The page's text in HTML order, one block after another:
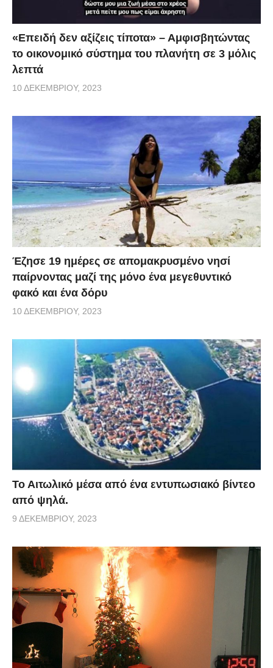
«Επειδή δεν αξίζεις τίποτα» – Αμφισβητώντας
το οικονομικό σύστημα του πλανήτη σε 3 μόλις
λεπτά
10 ΔΕΚΕΜΒΡΊΟΥ, 2023
Έζησε 19 ημέρες σε απομακρυσμένο νησί
παίρνοντας μαζί της μόνο ένα μεγεθυντικό
φακό και ένα δόρυ
10 ΔΕΚΕΜΒΡΊΟΥ, 2023
Το Αιτωλικό μέσα από ένα εντυπωσιακό βίντεο
από ψηλά.
9 ΔΕΚΕΜΒΡΊΟΥ, 2023